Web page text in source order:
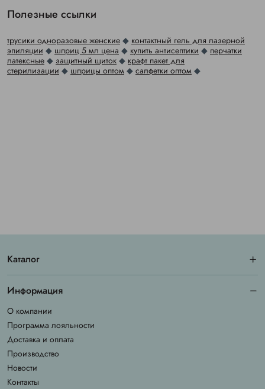
Полезные ссылки
трусики одноразовые женские ◆ контактный гель для лазерной
эпиляции ◆ шприц 5 мл цена ◆ купить антисептики ◆ перчатки
латексные ◆ защитный щиток ◆ крафт пакет для
стерилизации ◆ шприцы оптом ◆ салфетки оптом ◆
Каталог
Информация
О компании
Программа лояльности
Доставка и оплата
Производство
Новости
Контакты